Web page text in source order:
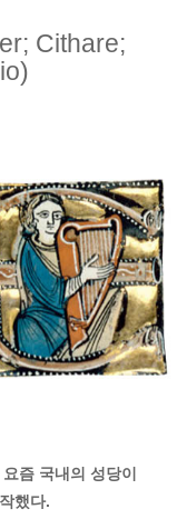
Cithare;
즘 국내의 성당이
했다.